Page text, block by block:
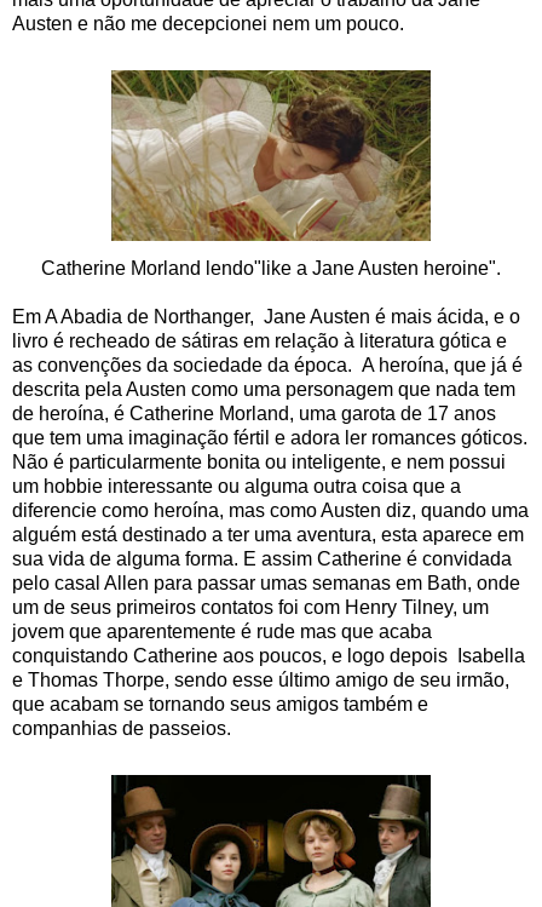
Austen e não me decepcionei nem um pouco.
Catherine Morland lendo"like a Jane Austen heroine".
Em A Abadia de Northanger, Jane Austen é mais ácida, e o
livro é recheado de sátiras em relação à literatura gótica e
as convenções da sociedade da época. A heroína, que já é
descrita pela Austen como uma personagem que nada tem
de heroína, é Catherine Morland, uma garota de 17 anos
que tem uma imaginação fértil e adora ler romances góticos.
Não é particularmente bonita ou inteligente, e nem possui
um hobbie interessante ou alguma outra coisa que a
diferencie como heroína, mas como Austen diz, quando uma
alguém está destinado a ter uma aventura, esta aparece em
sua vida de alguma forma. E assim Catherine é convidada
pelo casal Allen para passar umas semanas em Bath, onde
um de seus primeiros contatos foi com Henry Tilney, um
jovem que aparentemente é rude mas que acaba
conquistando Catherine aos poucos, e logo depois Isabella
e Thomas Thorpe, sendo esse último amigo de seu irmão,
que acabam se tornando seus amigos também e
companhias de passeios.